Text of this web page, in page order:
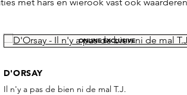
ONLINE EXCLUSIVE
D'ORSAY
Il n'y a pas de bien ni de mal T.J.